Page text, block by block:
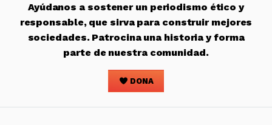
Ayúdanos a sostener un periodismo ético y
responsable, que sirva para construir mejores
sociedades. Patrocina una historia y forma
parte de nuestra comunidad.
DONA